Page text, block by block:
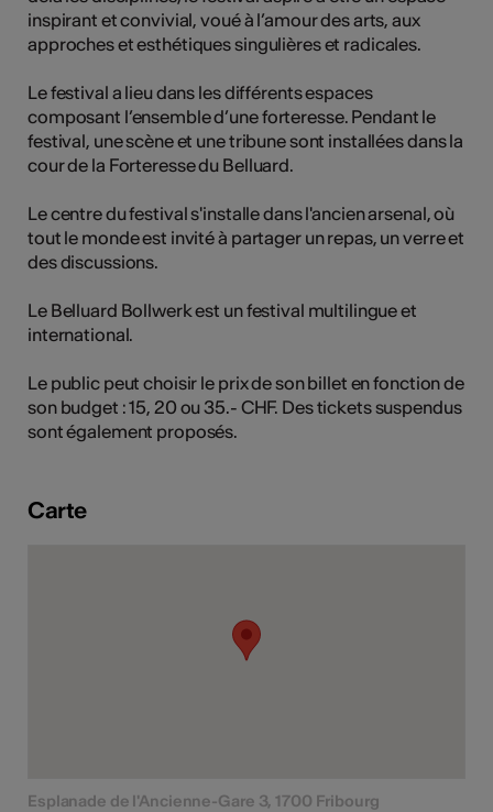
inspirant et convivial, voué à l’amour des arts, aux
approches et esthétiques singulières et radicales.
Le festival a lieu dans les différents espaces
composant l’ensemble d’une forteresse. Pendant le
festival, une scène et une tribune sont installées dans la
cour de la Forteresse du Belluard.
Le centre du festival s'installe dans l'ancien arsenal, où
tout le monde est invité à partager un repas, un verre et
des discussions.
Le Belluard Bollwerk est un festival multilingue et
international.
Le public peut choisir le prix de son billet en fonction de
son budget : 15, 20 ou 35.- CHF. Des tickets suspendus
sont également proposés.
Carte
Esplanade de l'Ancienne-Gare 3, 1700 Fribourg